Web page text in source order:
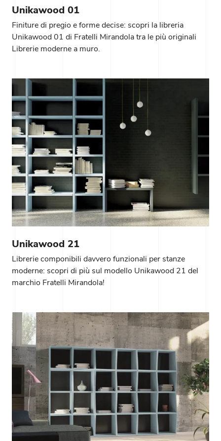
Unikawood 01
Finiture di pregio e forme decise: scopri la libreria
Unikawood 01 di Fratelli Mirandola tra le più originali
Librerie moderne a muro.
Unikawood 21
Librerie componibili davvero funzionali per stanze
moderne: scopri di più sul modello Unikawood 21 del
marchio Fratelli Mirandola!